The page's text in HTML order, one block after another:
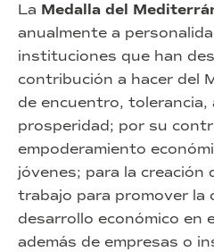
La Medalla del
anualmente a
instituciones que han
contribución a hacer del
de encuentro, tolerancia,
prosperidad; por su
empoderamiento
jóvenes; para la creación
trabajo para promover la
desarrollo económico en
además de empresas o